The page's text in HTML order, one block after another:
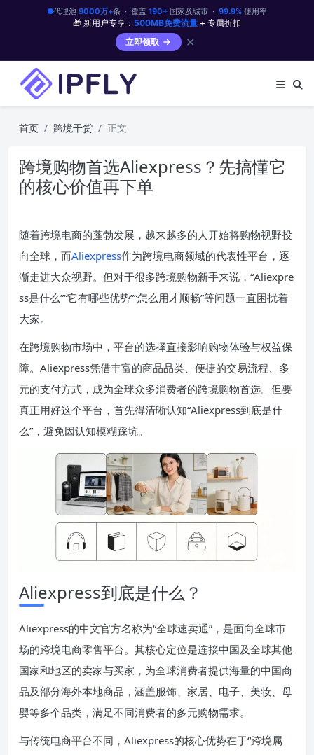
代理池 9000万+条 · 覆盖 190+国家及城市 · 99.9%使用率
🎁 新用户专享： 500MB免费流量 + 专属折扣
立即领取
✕
首页 跨境干货 正文
跨境购物首选Aliexpress？先搞懂它
的核心价值再下单
随着跨境电商的蓬勃发展，越来越多的人开始将购物视野投
向全球，而Aliexpress作为跨境电商领域的代表性平台，逐
渐走进大众视野。但对于很多跨境购物新手来说，“Aliexpre
ss是什么”“它有哪些优势”“怎么用才顺畅”等问题一直困扰着
大家。
在跨境购物市场中，平台的选择直接影响购物体验与权益保
障。Aliexpress凭借丰富的商品品类、便捷的交易流程、多
元的支付方式，成为全球众多消费者的跨境购物首选。但要
真正用好这个平台，首先得清晰认知“Aliexpress到底是什
么”，避免因认知模糊踩坑。
Aliexpress到底是什么？
Aliexpress的中文官方名称为“全球速卖通”，是面向全球市
场的跨境电商零售平台。其核心定位是连接中国及全球其他
国家和地区的卖家与买家，为全球消费者提供海量的中国商
品及部分海外本地商品，涵盖服饰、家居、电子、美妆、母
婴等多个品类，满足不同消费者的多元购物需求。
与传统电商平台不同，Aliexpress的核心优势在于“跨境属